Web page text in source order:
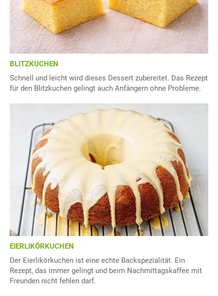
BLITZKUCHEN
Schnell und leicht wird dieses Dessert zubereitet. Das Rezept
für den Blitzkuchen gelingt auch Anfängern ohne Probleme.
EIERLIKÖRKUCHEN
Der Eierlikörkuchen ist eine echte Backspezialität. Ein
Rezept, das immer gelingt und beim Nachmittagskaffee mit
Freunden nicht fehlen darf.